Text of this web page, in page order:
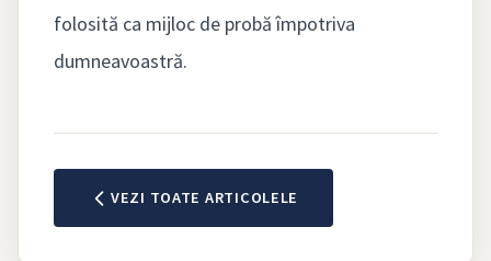
folosită ca mijloc de probă împotriva
dumneavoastră.
VEZI TOATE ARTICOLELE